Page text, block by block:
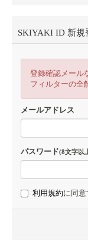
SKIYAKI ID 新規
登録確認メール
フィルターの全
メールアドレス
パスワード(8文字以
利用規約に同意